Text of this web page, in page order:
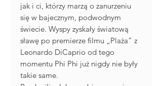
jak i ci, którzy marzą o zanurzeniu
się w bajecznym, podwodnym
świecie. Wyspy zyskały światową
sławę po premierze filmu „Plaża” z
Leonardo DiCaprio od tego
momentu Phi Phi już nigdy nie były
takie same.